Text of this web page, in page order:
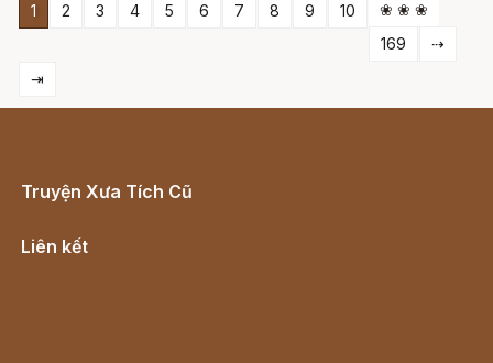
1 2 3 4 5 6 7 8 9 10
❀ ❀ ❀
169
⇢
⇥
Truyện Xưa Tích Cũ
Liên kết